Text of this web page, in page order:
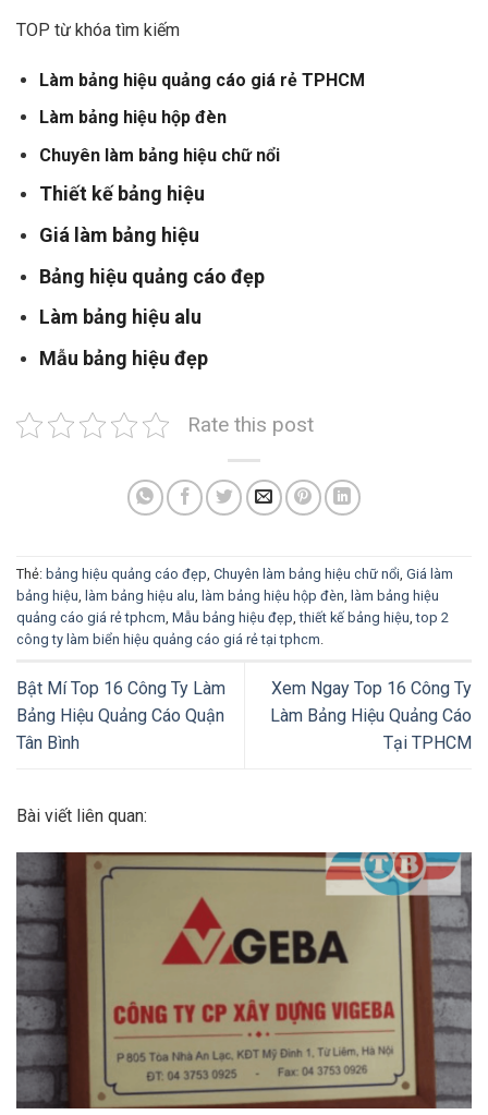
TOP từ khóa tìm kiếm
Làm bảng hiệu quảng cáo giá rẻ TPHCM
Làm bảng hiệu hộp đèn
Chuyên làm bảng hiệu chữ nổi
Thiết kế bảng hiệu
Giá làm bảng hiệu
Bảng hiệu quảng cáo đẹp
Làm bảng hiệu alu
Mẫu bảng hiệu đẹp
Rate this post
Thẻ: bảng hiệu quảng cáo đẹp, Chuyên làm bảng hiệu chữ nổi, Giá làm
bảng hiệu, làm bảng hiệu alu, làm bảng hiệu hộp đèn, làm bảng hiệu
quảng cáo giá rẻ tphcm, Mẫu bảng hiệu đẹp,thiết kế bảng hiệu,top 2
công ty làm biển hiệu quảng cáo giá rẻ tại tphcm.
Bật Mí Top 16 Công Ty Làm
Bảng Hiệu Quảng Cáo Quận
Tân Bình
Xem Ngay Top 16 Công Ty
Làm Bảng Hiệu Quảng Cáo
Tại TPHCM
Bài viết liên quan: